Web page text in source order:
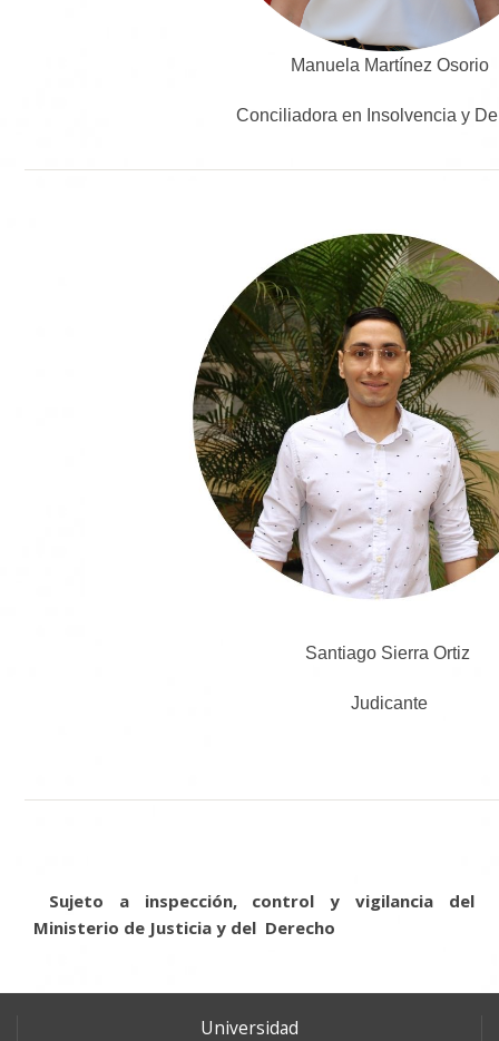
Manuela Martínez Osorio
Conciliadora en Insolvencia y
Santiago Sierra Ortiz
Judicante
Sujeto a inspección, control y vigilancia del
Ministerio de Justicia y del Derecho
Universidad